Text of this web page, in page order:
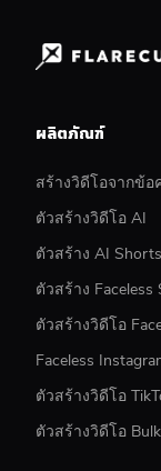
ผลิตภัณฑ์
สร้างวิดีโอจากข้
ตัวสร้างวิดีโอ AI
ตัวสร้าง AI Shorts
ตัวสร้าง Faceless
ตัวสร้างวิดีโอ
Faceless
ตัวสร้างวิดีโอ
ตัวสร้างวิดีโอ Bulk